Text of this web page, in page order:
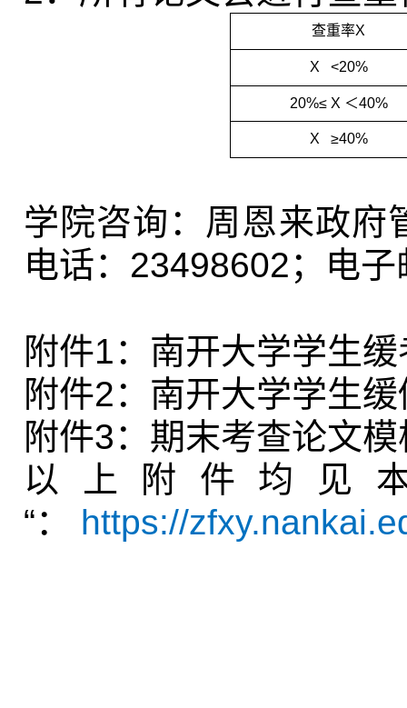
查重率X
X <20%
20%≤ X ＜40%
X ≥40%
学院咨询：周恩来政府
电话： 23498602；电
附件1：南开大学学生
附件2：南开大学学生
附件3：期末考查论文模
以上附件均见
“：
https://